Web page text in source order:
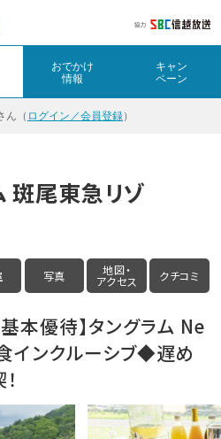
おでかけ
情報
キャン
ペーン
ん（ ログイン／会員登録）
斑尾東急リゾ
写真 地図・
アクセス クチコミ
優待】タングラム Ne
インクルーシブ◆遅め